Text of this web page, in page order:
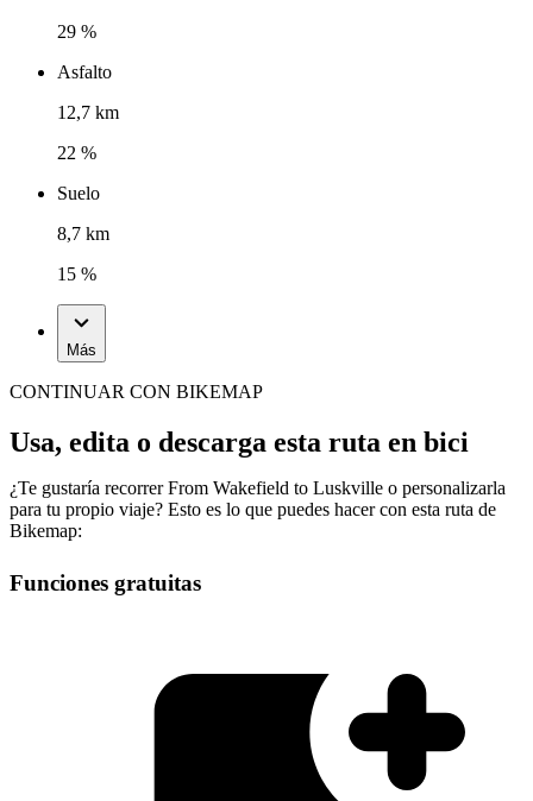
29 %
Asfalto
12,7 km
22 %
Suelo
8,7 km
15 %
Más
CONTINUAR CON BIKEMAP
Usa, edita o descarga esta ruta en bici
¿Te gustaría recorrer From Wakefield to Luskville o personalizarla
para tu propio viaje? Esto es lo que puedes hacer con esta ruta de
Bikemap:
Funciones gratuitas